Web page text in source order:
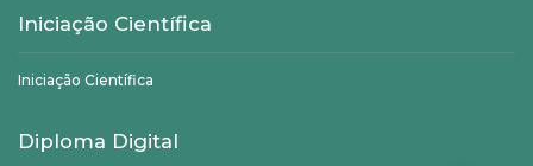
Iniciação Científica
Iniciação Científica
Diploma Digital